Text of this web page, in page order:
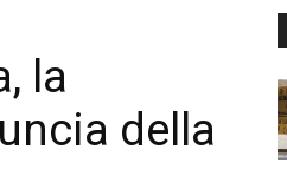
la
della